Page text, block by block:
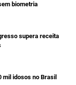
biometria
supera receita
mil idosos no Brasil